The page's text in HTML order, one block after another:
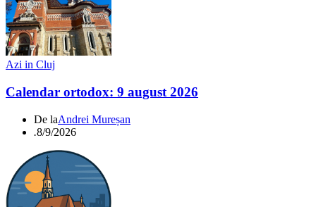
Azi in Cluj
Calendar ortodox: 9 august 2026
De laAndrei Mureșan
.8/9/2026